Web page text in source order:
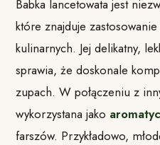
Babka lancetowata jest
które znajduje
kulinarnych. Jej delikatny,
sprawia, że doskonale
zupach. W połączeniu z
wykorzystana jako
farszów. Przykładowo,